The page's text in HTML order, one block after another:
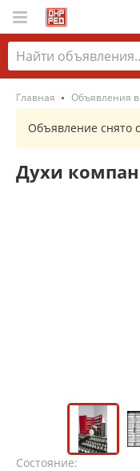
Главная Объявления
Объявление снято
Духи
Состояние: